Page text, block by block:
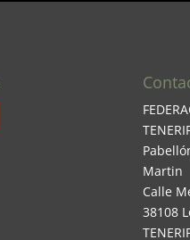
Martin
Calle
38108